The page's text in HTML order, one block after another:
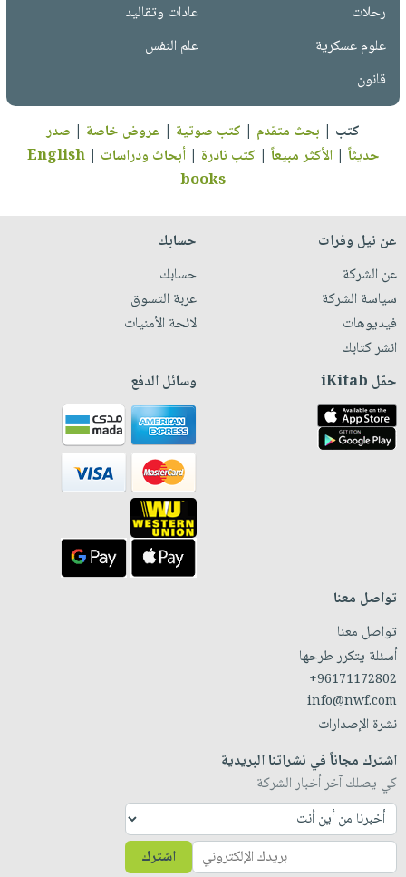
رحلات
عادات وتقاليد
علوم عسكرية
علم النفس
قانون
كتب | بحث متقدم | كتب صوتية | عروض خاصة | صدر
حديثاً |الأكثر مبيعاً | كتب نادرة |أبحاث ودراسات |
English
books
عن نيل وفرات
عن الشركة
سياسة الشركة
فيديوهات
انشر كتابك
حسابك
حسابك
عربة التسوق
لائحة الأمنيات
حمّل iKitab وسائل الدفع
تواصل معنا
تواصل معنا
أسئلة يتكرر طرحها
+96171172802
info@nwf.com
نشرة الإصدارات
اشترك مجاناً في نشراتنا البريدية
كي يصلك آخر أخبار الشركة
اشترك